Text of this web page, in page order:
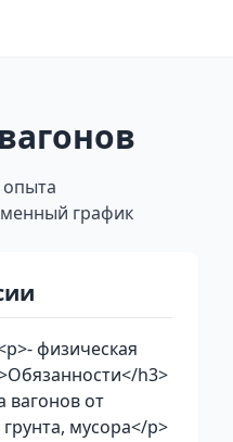
опыта
график
физическая
h3>
вагонов от
мусора</p>